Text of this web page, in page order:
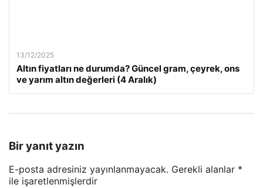
13/12/2025
Altın fiyatları ne durumda? Güncel gram, çeyrek, ons
ve yarım altın değerleri (4 Aralık)
Bir yanıt yazın
E-posta adresiniz yayınlanmayacak. Gerekli alanlar *
ile işaretlenmişlerdir